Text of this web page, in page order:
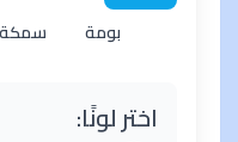
بومة سمكة
اختر لونًا: